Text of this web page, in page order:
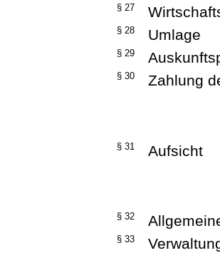
§ 27
§ 28 Umlage
§ 29
§ 30
Zahlung
§ 31
Aufsicht
§ 32
§ 33